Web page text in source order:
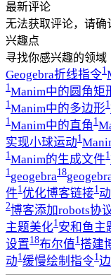
最新评论
无法获取评论，请确
兴趣点
寻找你感兴趣的领域
Geogebra折线指令1
1Manim中的圆角矩
1Manim中的多边形1
1Manim中的直角 1
实现小球运动1
1Manim的生成文件1
1geogebra18
件1优化博客链接1
2博客添加robots协
主题美化1安和鱼主
设置18布尔值1搭建
动1缓慢绘制指令1